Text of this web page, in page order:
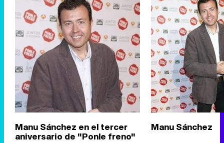
Manu Sánchez en el tercer
aniversario de "Ponle freno"
Manu Sánchez